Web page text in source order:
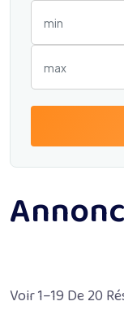
Voir 1–19 De 20